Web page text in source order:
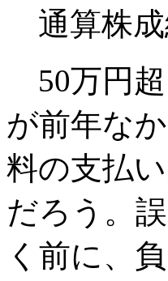
通算株成
50万円超
が前年な
料の支払
だろう。
く前に、